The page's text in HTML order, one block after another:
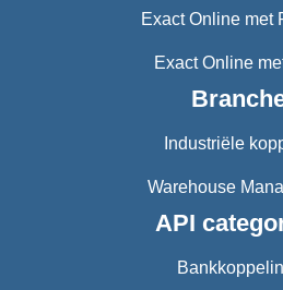
Exact Online met
Exact Online
Industriële
Warehouse
API